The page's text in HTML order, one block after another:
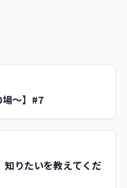
場～】#7
知りたいを教えてくだ